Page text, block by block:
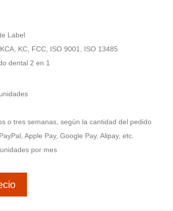
Label
KC, FCC, ISO 9001, ISO 13485
dental 2 en 1
o tres semanas, según la cantidad del pedido
Apple Pay, Google Pay, Alipay, etc.
por mes